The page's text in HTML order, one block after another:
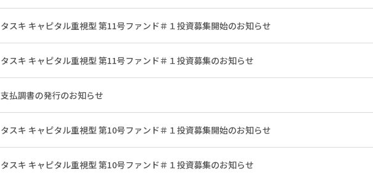
タスキ キャピタル重視型 第11号ファンド＃１投資募集開始のお知らせ
タスキ キャピタル重視型 第11号ファンド＃１投資募集のお知らせ
支払調書の発行のお知らせ
タスキ キャピタル重視型 第10号ファンド＃１投資募集開始のお知らせ
タスキ キャピタル重視型 第10号ファンド＃１投資募集のお知らせ